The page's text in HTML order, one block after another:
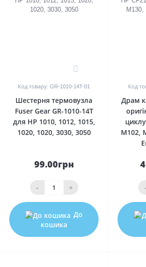
Код товару: GR-1010-14T-01
Шестерня термовузла
Fuser Gear GR-1010-14T
для HP 1010, 1012, 1015,
1020, 1020, 3030, 3050
99.00грн
- +
До
кошика
Код
Драм
M102,
-